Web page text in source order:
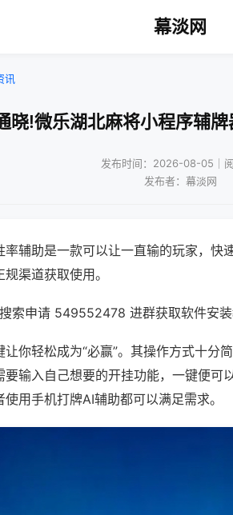
幕淡网
讯
晓!微乐湖北麻将小程序辅
发布时间：2026-08-05｜
发布者：幕淡网
辅助是一款可以让一直输的玩家，快
渠道获取使用。
索申请 549552478 进群获取软件安
你轻松成为“必赢”。其操作方式十分
要输入自己想要的开挂功能，一键便可
用手机打牌AI辅助都可以满足需求。